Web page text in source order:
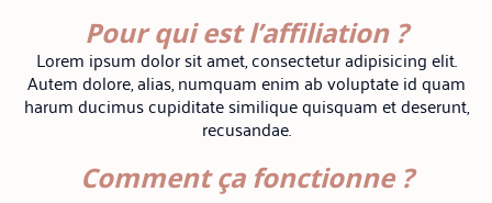
Pour qui est l’affiliation ?
Lorem ipsum dolor sit amet, consectetur adipisicing elit.
Autem dolore, alias, numquam enim ab voluptate id quam
harum ducimus cupiditate similique quisquam et deserunt,
recusandae.
Comment ça fonctionne ?